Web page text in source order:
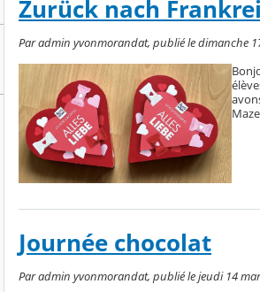
Zurück nach
Par admin yvonmorandat, publié le dimanche
Journée chocolat
Par admin yvonmorandat, publié le jeudi 14